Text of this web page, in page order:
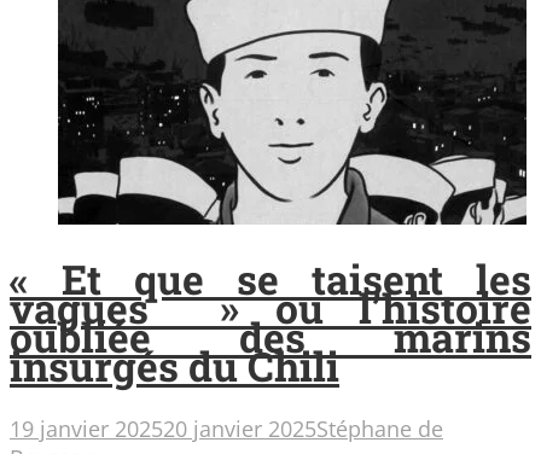
« Et que se taisent les
vagues » ou l’histoire
oubliée des marins
insurgés du Chili
19 janvier 202520 janvier 2025Stéphane de